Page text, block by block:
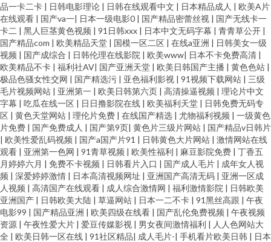
品一卡二卡 | 日韩电影理论 | 日韩在线观看中文 | 日本精品成人 | 欧美A片
在线观看 | 国产va一| 日本一级电影0 | 国产精品密蕾丝视 | 国产无线卡一
卡二 | 黑人巨茎黄色视频 | 91日韩xxx | 日本中文无码字幕 | 青青草公开 |
国产精品com | 欧美精品天堂 | 国模一区二区 | 在线a亚洲 | 日韩美女一级
视频 | 国产成综合 | 日韩伦理在线影院 | 欧美www| 日本不卡免费高清 |
欧美精品不卡 | 福利社AV| 国产亚洲天堂 | 欧美日韩国产主播 | 黄色色站 |
极品色骚女性交网 | 国产精选污 | 亚色福利影视 | 91视频下载网站 | 三级
毛片视频网站 | 亚洲第一 | 欧美日韩第六页 | 高清操逼视频 | 理论片中文
字幕 | 吃瓜在线一区 | 日日撸影院在线 | 欧美福利天堂 | 日韩免费无码专
区 | 黄色天堂网站 | 理伦片免费 | 在线国产精选 | 尤物福利视频 | 一级黄色
片免费 | 国产免费成人 | 国产第9页| 黄色片三级片网站 | 国产精品v日韩片
| 欧美性爱乱码视频 | 国产a国产片91 | 日韩黄色大片网站 | 激情网站在线
观看 | 亚洲第一色网 | 91青草视频 | 欧美性福利 | 麻豆影院免费 | 丁香五
月婷婷六月 | 免费不卡视频 | 日韩看片入口 | 国产成人毛片 | 成年女人视
频 | 深爱婷婷激情 | 日本高清视频网址 | 亚洲国产高清无码 | 亚洲一区成
人视频 | 高清国产在线观看 | 成人综合激情网 | 福利激情影院 | 日韩欧美
亚洲国产 | 日韩欧美大陆 | 草逼网站 | 日本一二不卡 | 91黑丝高跟 | 午夜
电影99 | 国产精品亚洲 | 欧美四级在线看 | 国产乱伦免费视频 | 午夜视频
资源 | 午夜性爱大片 | 爱豆传媒影视 | 男女夜间激情福利 | 人人色网站大
全 | 欧美日韩一区在线 | 91社区精品| 成人毛片-| 手机看片欧美日韩 | 日本